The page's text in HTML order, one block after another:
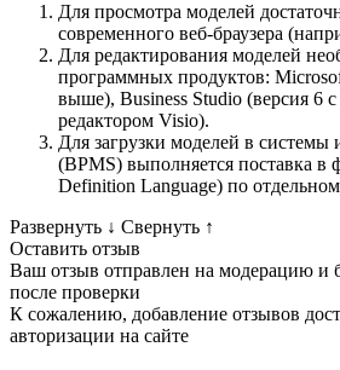
Для просмотра моделей
современного веб-браузера
Для редактирования моделей
программных продуктов:
выше), Business Studio (версия 6
редактором Visio).
Для загрузки моделей в системы
(BPMS) выполняется поставка в
Definition Language) по
Развернуть ↓ Свернуть ↑
Оставить отзыв
Ваш отзыв отправлен на модерацию и
после проверки
К сожалению, добавление отзывов
авторизации на сайте